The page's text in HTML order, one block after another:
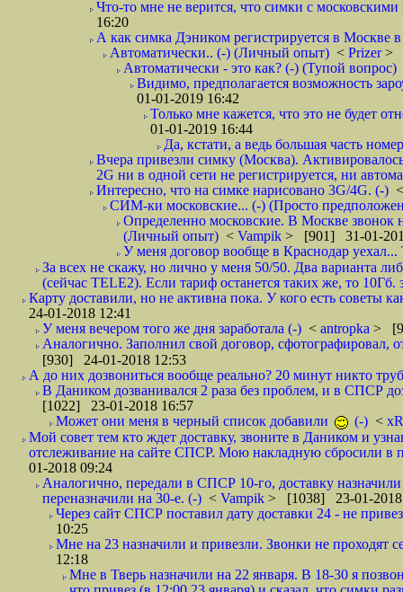
Что-то мне не верится, что симки с
16:20
А как симка Дэником регистрируется в Москве
Автоматически.. (-) (Личный опыт) < Prizer>
Автоматически - это как? (-) (Тупой вопрос)
Видимо, предполагается возможность
01-01-2019 16:42
Только мне кажется, что это не будет
01-01-2019 16:44
Да, кстати, а ведь большая часть
Вчера привезли симку (Москва).
2G ни в одной сети не регистрируется, ни
Интересно, что на симке нарисовано 3G/4G. (-)
СИМ-ки московские... (-) (Просто
Определенно московские. В Москве звонок
(Личный опыт) < Vampik > [901] 31-01-
У меня договор вообще в Краснодар
За всех не скажу, но лично у меня 50/50. Два варианта
(сейчас TELE2). Если тариф останется таких же, то
Карту доставили, но не активна пока. У кого есть советы
24-01-2018 12:41
У меня вечером того же дня заработала (-) < antropka >
Аналогично. Заполнил свой договор,
[930] 24-01-2018 12:53
А до них дозвониться вообще реально? 20 минут никто
В Даником дозванивался 2 раза без проблем, и в СПСР
[1022] 23-01-2018 16:57
Может они меня в черный список добавили
(-) <
Мой совет тем кто ждет доставку, звоните в Даником и
отслеживание на сайте СПСР. Мою накладную сбросили
01-2018 09:24
Аналогично, передали в СПСР 10-го, доставку
переназначили на 30-е. (-) < Vampik > [1038] 23-01-2018
Через сайт СПСР поставил дату доставки 24 - не
10:25
Мне на 23 назначили и привезли. Звонки не
12:18
Мне в Тверь назначили на 22 января. В 18-30 я